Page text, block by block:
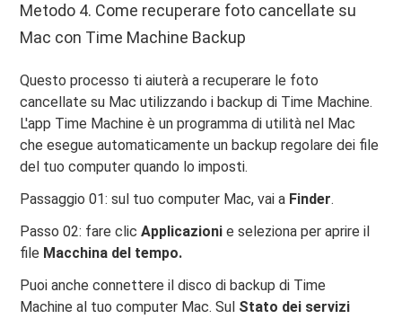
Metodo 4. Come recuperare foto cancellate su
Mac con Time Machine Backup
Questo processo ti aiuterà a recuperare le foto
cancellate su Mac utilizzando i backup di Time Machine.
L'app Time Machine è un programma di utilità nel Mac
che esegue automaticamente un backup regolare dei file
del tuo computer quando lo imposti.
Passaggio 01: sul tuo computer Mac, vai a Finder.
Passo 02: fare clicApplicazioni e seleziona per aprire il
file Macchina del tempo.
Puoi anche connettere il disco di backup di Time
Machine al tuo computer Mac. Sul Stato dei servizi